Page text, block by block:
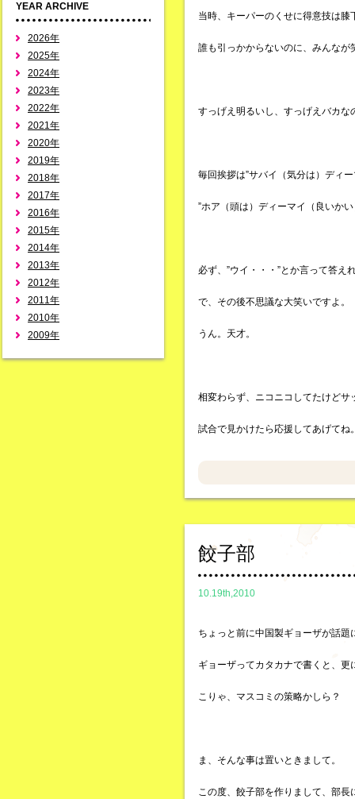
YEAR ARCHIVE
2026年
2025年
2024年
2023年
2022年
2021年
2020年
2019年
2018年
2017年
2016年
2015年
2014年
2013年
2012年
2011年
2010年
2009年
当時、キーパーのくせに得意技は
誰も引っかからないのに、みんな
すっげえ明るいし、すっげえバカな
毎回挨拶は”サバイ（気分は）ディ
”ホア（頭は）ディーマイ（良いか
必ず、”ウイ・・・”とか言って答え
で、その後不思議な大笑いですよ。
うん。天才。
相変わらず、ニコニコしてたけど
試合で見かけたら応援してあげてね
餃子部
10.19th,2010
ちょっと前に中国製ギョーザが話題
ギョーザってカタカナで書くと、更
こりゃ、マスコミの策略かしら？
ま、そんな事は置いときまして。
この度、餃子部を作りまして、部長